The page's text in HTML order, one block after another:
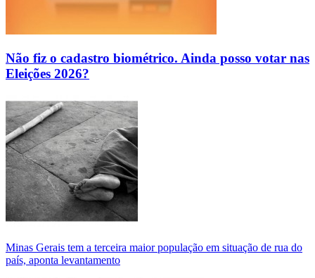
Não fiz o cadastro biométrico. Ainda posso votar nas
Eleições 2026?
Minas Gerais tem a terceira maior população em situação de rua do
país, aponta levantamento